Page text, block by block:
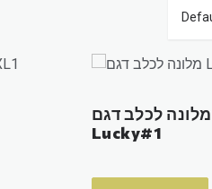
מלונה לכלב דגם
Lucky#1